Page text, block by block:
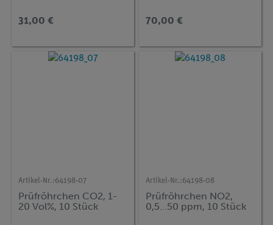
31,00 € 70,00 €
Artikel-Nr.:64198-07
Prüfröhrchen CO2, 1-
20 Vol%, 10 Stück
Artikel-Nr.:64198-08
Prüfröhrchen NO2,
0,5...50 ppm, 10 Stück